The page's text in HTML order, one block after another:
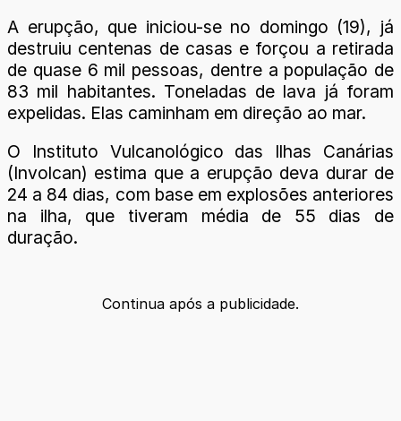
A erupção, que iniciou-se no domingo (19), já
destruiu centenas de casas e forçou a retirada
de quase 6 mil pessoas, dentre a população de
83 mil habitantes. Toneladas de lava já foram
expelidas. Elas caminham em direção ao mar.
O Instituto Vulcanológico das Ilhas Canárias
(Involcan) estima que a erupção deva durar de
24 a 84 dias, com base em explosões anteriores
na ilha, que tiveram média de 55 dias de
duração.
Continua após a publicidade.